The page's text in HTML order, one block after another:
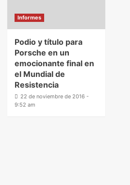
Informes
Podio y título para
Porsche en un
emocionante final en
el Mundial de
Resistencia
22 de noviembre de 2016 -
9:52 am